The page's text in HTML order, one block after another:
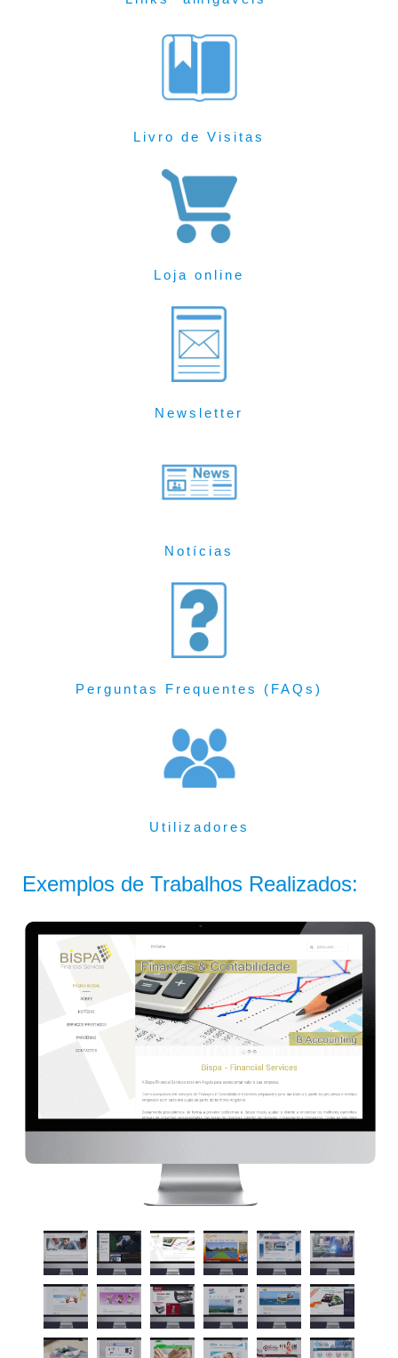
Livro de Visitas
Loja online
Newsletter
Notícias
Perguntas Frequentes (FAQs)
Utilizadores
Exemplos de Trabalhos Realizados: